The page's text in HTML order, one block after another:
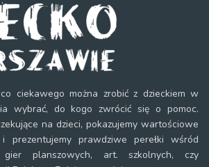
ciekawego można zrobić z dzieckiem w
wybrać, do kogo zwrócić się o pomoc.
na dzieci, pokazujemy wartościowe
prezentujemy prawdziwe perełki wśród
gier planszowych, art. szkolnych, czy